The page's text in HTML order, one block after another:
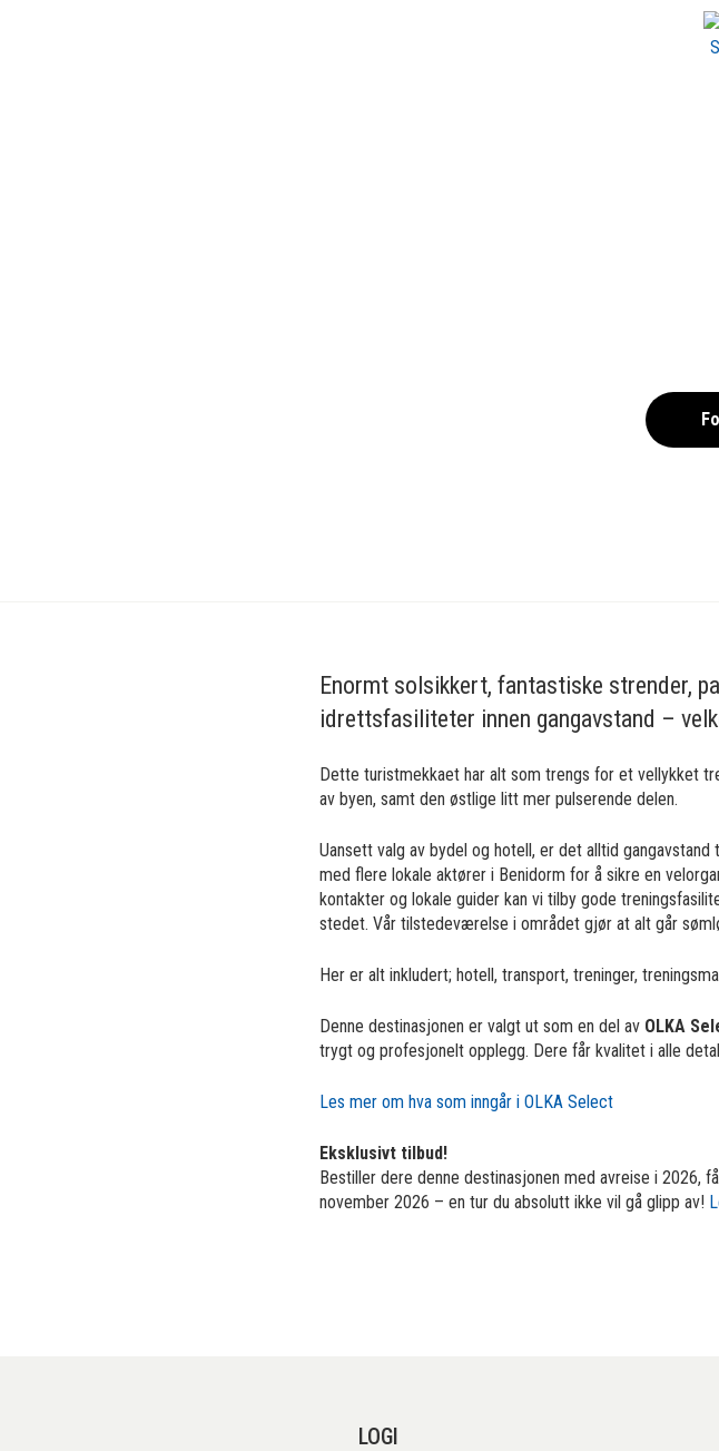
Enormt solsikkert, fantastiske strender,
idrettsfasiliteter innen gangavstand –
Dette turistmekkaet har alt som trengs for et vellykket
av byen, samt den østlige litt mer pulserende delen.
Uansett valg av bydel og hotell, er det alltid
med flere lokale aktører i Benidorm for å sikre en
kontakter og lokale guider kan vi tilby gode
stedet. Vår tilstedeværelse i området gjør at alt går
Her er alt inkludert; hotell, transport, treninger,
Denne destinasjonen er valgt ut som en del av OLKA
trygt og profesjonelt opplegg. Dere får kvalitet i alle
Les mer om hva som inngår i OLKA Select
Eksklusivt tilbud!
Bestiller dere denne destinasjonen med avreise i 2026,
november 2026 – en tur du absolutt ikke vil gå glipp av!
LOGI